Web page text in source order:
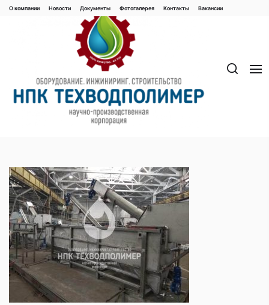
Перейти
О компании Новости Документы Фотогалерея Контaкты Вакaнсии